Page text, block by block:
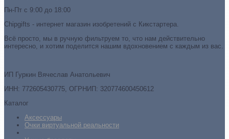
Пн-Пт с 9:00 до 18:00
Chipgifts - интернет магазин изобретений с Кикстартера.
Всё просто, мы в ручную фильтруем то, что нам действительно
интересно, и хотим поделится нашим вдохновением с каждым из вас.
ИП Гуркин Вячеслав Анатольевич
ИНН: 772605430775, ОГРНИП: 320774600450612
Каталог
Аксессуары
Очки виртуальной реальности